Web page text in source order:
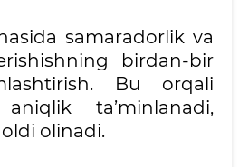
samaradorlik va
birdan-bir
Bu orqali
ta’minlanadi,
olinadi.